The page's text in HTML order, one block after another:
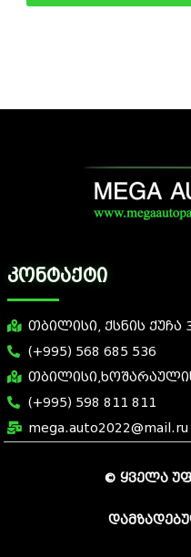
კონტაქტი
თბილისი, ქსნის ქუჩა
(+995) 568 685 536
(+995) 598 811 811
mega.auto2022@mail.ru
© ყველა